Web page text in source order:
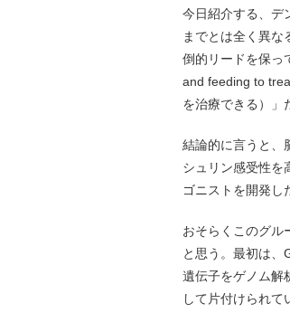
今日紹介する、デ
までとは全く異
倒的リードを保っ
and feeding to
を治療できる）」
結論的に言うと、
シュリン感受性を
ゴニストを開発し
おそらくこのグル
と思う。最初は、
遺伝子をゲノム解
して片付けられ